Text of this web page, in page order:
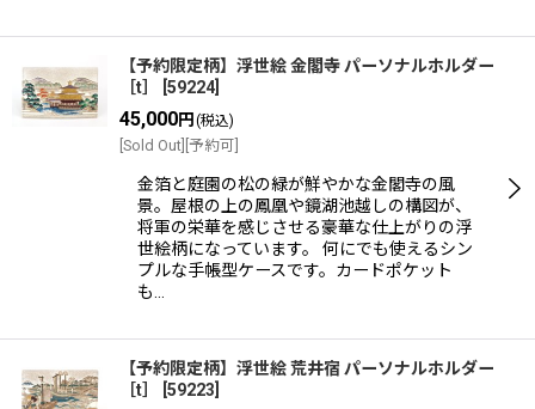
【予約限定柄】浮世絵 金閣寺 パーソナルホルダー
［t］
59224
45,000円 (税込)
[Sold Out][予約可]
金箔と庭園の松の緑が鮮やかな金閣寺の風
景。屋根の上の鳳凰や鏡湖池越しの構図が、
将軍の栄華を感じさせる豪華な仕上がりの浮
世絵柄になっています。 何にでも使えるシン
プルな手帳型ケースです。カードポケット
も…
【予約限定柄】浮世絵 荒井宿 パーソナルホルダー
［t］
59223